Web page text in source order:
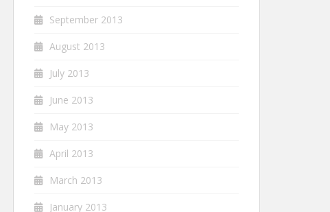
September 2013
August 2013
July 2013
June 2013
May 2013
April 2013
March 2013
January 2013